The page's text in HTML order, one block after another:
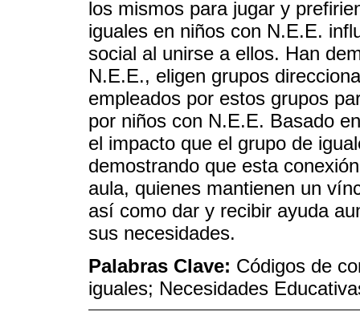
los mismos para jugar y
iguales en niños con N.E.E.
social al unirse a ellos. Han
N.E.E., eligen grupos
empleados por estos grupos
por niños con N.E.E. Basado
el impacto que el grupo de
demostrando que esta
aula, quienes mantienen un
así como dar y recibir ayuda
sus necesidades.
Palabras Clave: Códigos de
iguales; Necesidades